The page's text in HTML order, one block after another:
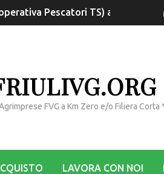
Pescatori TS) a
FVG a Km Zero e/o Filiera Corta
LAVORA CON NOI